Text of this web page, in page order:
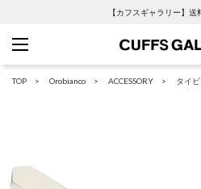
【カフスギャラリー】送
TOP Orobianco ACCESSORY タイ